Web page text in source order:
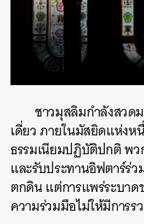
ชาวมุสลิมกำลังสวด
เดี่ยว ภายในมัสยิดแห่งห
ธรรมเนียมปฏิบัติปกติ พ
และรับประทานอิฟตาร์ร่
ตกดิน แต่การแพร่ระบาด
ความร่วมมือไม่ให้มีการ